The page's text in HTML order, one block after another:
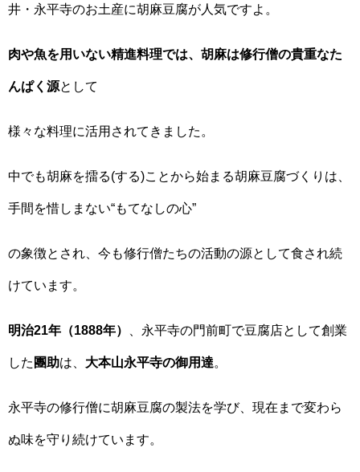
井・永平寺のお土産に胡麻豆腐が人気ですよ。
肉や魚を用いない精進料理では、胡麻は修行僧の貴重なた
んぱく源として
様々な料理に活用されてきました。
中でも胡麻を擂る(する)ことから始まる胡麻豆腐づくりは、
手間を惜しまない“もてなしの心”
の象徴とされ、今も修行僧たちの活動の源として食され続
けています。
明治21年（1888年） 、永平寺の門前町で豆腐店として創業
した 團助は、 大本山永平寺の御用達
永平寺の修行僧に胡麻豆腐の製法を学び、現在まで変わら
ぬ味を守り続けています。